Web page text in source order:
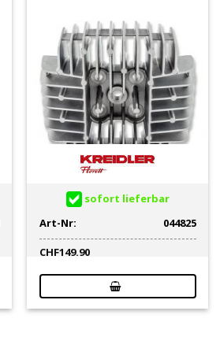
sofort lieferbar
Art-Nr:
044825
CHF149.90